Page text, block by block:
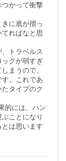
かって衝撃
に底が摺っ
ればなと思
トラベルス
クが弱すぎ
まうので、
。これであ
タイプのク
的には、ハン
ことになり
は思います